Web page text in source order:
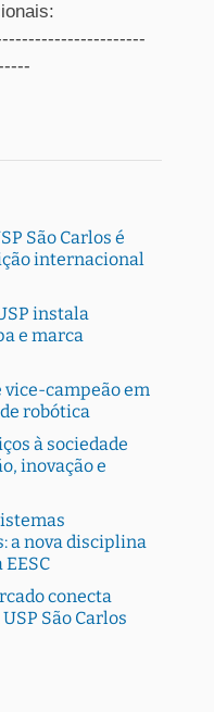
São Carlos é
internacional
instala
e marca
vice-campeão em
robótica
à sociedade
inovação e
a nova disciplina
conecta
São Carlos